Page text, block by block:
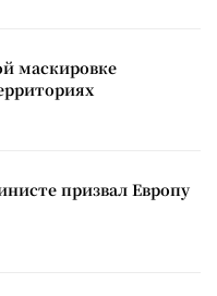
маскировке
призвал Европу